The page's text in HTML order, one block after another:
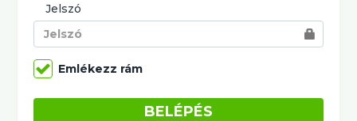
Jelszó
Emlékezz rám
BELÉPÉS